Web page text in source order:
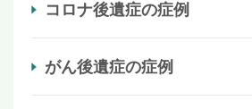
コロナ後遺症の症例
がん後遺症の症例